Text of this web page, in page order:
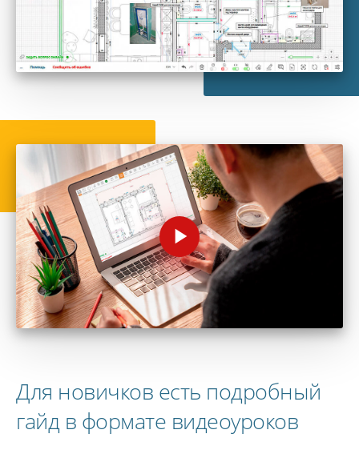
Для новичков есть подробный
гайд в формате видеоуроков